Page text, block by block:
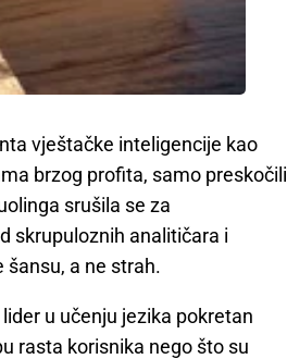
vještačke inteligencije kao
brzog profita, samo preskočili
srušila se za
skrupuloznih analitičara i
šansu, a ne strah.
u učenju jezika pokretan
rasta korisnika nego što su